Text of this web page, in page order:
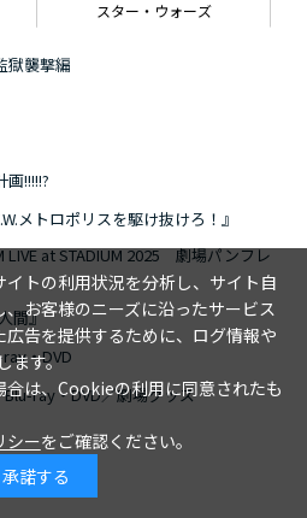
スター・ウォーズ
獄襲撃編
!!!!!?
メトロポリスを駆け抜けろ！』
LIVE at STADIUM 2025 劇場パンフレ
間』
・DVD
ray・DVD／劇場グッズ
トの利用状況を分析し、サイト自
お客様のニーズに沿ったサービス
告を提供するために、ログ情報や
ます。
は、Cookieの利用に同意されたも
シーをご確認ください。
承諾する